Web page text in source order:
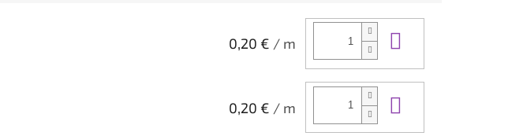
0,20 € / m
0,20 € / m